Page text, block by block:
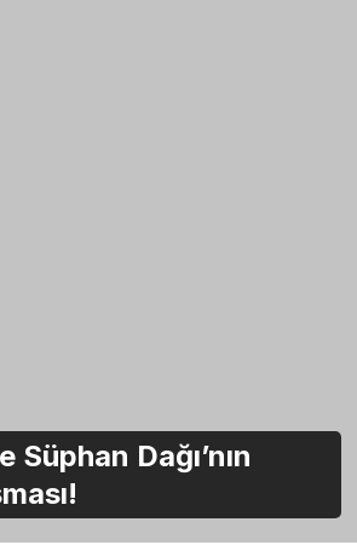
Süphan Dağı’nın